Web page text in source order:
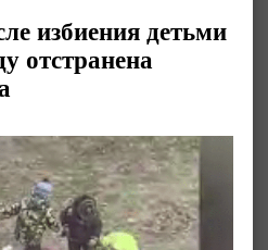
избиения детьми
отстранена